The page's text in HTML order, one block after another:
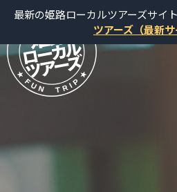
最新の姫路ローカルツアーズサイ
ツアーズ（最新